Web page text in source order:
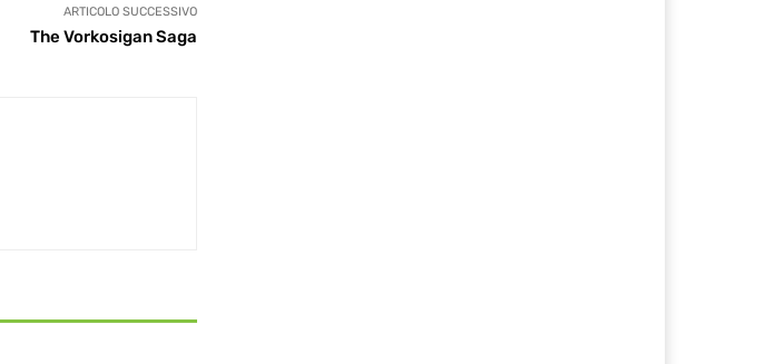
ARTICOLO SUCCESSIVO
The Vorkosigan Saga